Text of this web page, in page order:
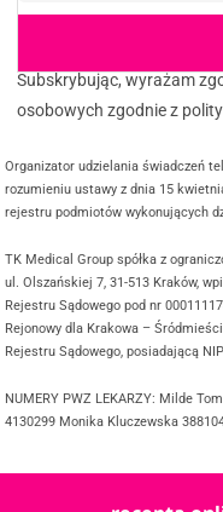
Subskrybując, wyrażam
osobowych zgodnie z
Organizator udzielania świadczeń
rozumieniu ustawy z dnia 15
rejestru podmiotów wykonujących
TK Medical Group spółka z
ul. Olszańskiej 7, 31-513 Kraków,
Rejestru Sądowego pod nr
Rejonowy dla Krakowa –
Rejestru Sądowego, posiadającą
NUMERY PWZ LEKARZY: Milde
4130299 Monika Kluczewska